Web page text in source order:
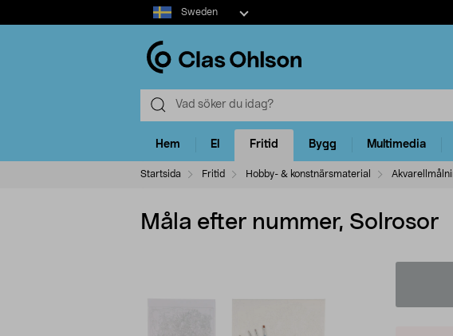
Select
market
Sweden
Hem El Fritid Bygg Multimedia
Startsida Fritid Hobby- & konstnärsmaterial
Måla efter nummer, Solrosor